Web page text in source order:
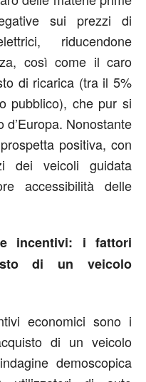
sui prezzi di
riducendone
così come il caro
di ricarica (tra il 5%
pubblico), che pur si
Nonostante
positiva, con
dei veicoli guidata
accessibilità delle
e incentivi: i fattori
di un veicolo
economici sono i
di un veicolo
demoscopica